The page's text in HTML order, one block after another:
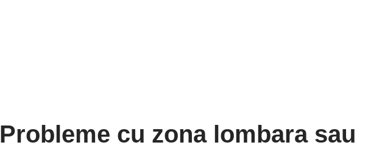
Probleme cu zona lombara sau